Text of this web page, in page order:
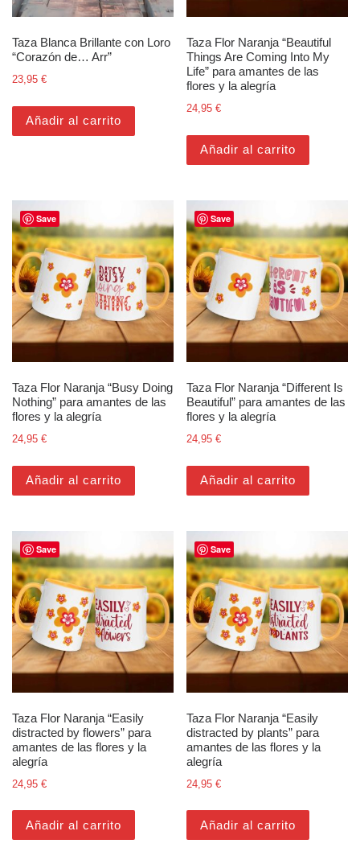
Taza Blanca Brillante con Loro
“Corazón de… Arr”
23,95 €
Añadir al carrito
Taza Flor Naranja “Beautiful
Things Are Coming Into My
Life” para amantes de las
flores y la alegría
24,95€
Añadir al carrito
Save
Taza Flor Naranja “Busy Doing
Nothing” para amantes de las
flores y la alegría
24,95 €
Añadir al carrito
Save
Taza Flor Naranja “Different Is
Beautiful” para amantes de las
flores y la alegría
24,95€
Añadir al carrito
Save
Taza Flor Naranja “Easily
distracted by flowers” para
amantes de las flores y la
alegría
24,95 €
Añadir al carrito
Save
Taza Flor Naranja “Easily
distracted by plants” para
amantes de las flores y la
alegría
24,95€
Añadir al carrito